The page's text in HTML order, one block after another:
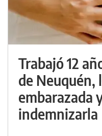
Trabajó 12
de Neuquén,
embarazada
indemnizarla